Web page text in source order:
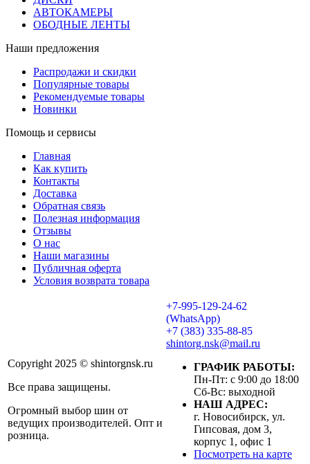
АВТОКАМЕРЫ
ОБОДНЫЕ ЛЕНТЫ
Наши предложения
Распродажи и скидки
Популярные товары
Рекомендуемые товары
Новинки
Помощь и сервисы
Главная
Как купить
Контакты
Доставка
Обратная связь
Полезная информация
Отзывы
О нас
Наши магазины
Публичная оферта
Условия возврата товара
Copyright 2025 © shintorgnsk.ru
Все права защищены.
Огромный выбор шин от
ведущих производителей. Опт и
розница.
+7-995-129-24-62
(WhatsApp)
+7 (383) 335-88-85
shintorg.nsk@mail.ru
ГРАФИК РАБОТЫ:
Пн-Пт: с 9:00 до 18:00
Сб-Вс: выходной
НАШ АДРЕС:
г. Новосибирск, ул.
Гипсовая, дом 3,
корпус 1, офис 1
Посмотреть на карте